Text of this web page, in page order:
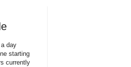
day
starting
currently